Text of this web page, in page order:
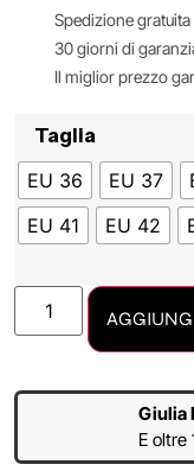
Spedizione
30 giorni di
Il miglior prezzo
Taglia
EU 36
EU 37
EU 41
EU 42
Giulia
E oltre